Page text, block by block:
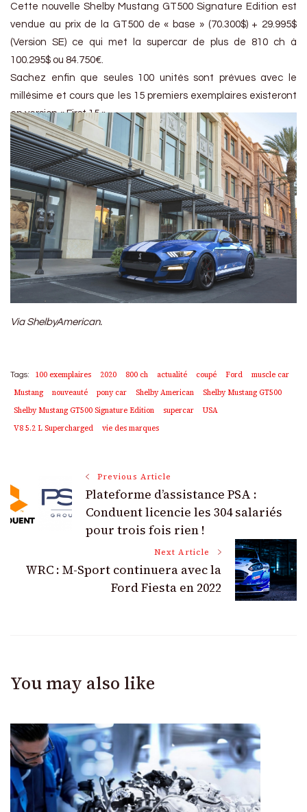
Cette nouvelle Shelby Mustang GT500 Signature Edition est
vendue au prix de la GT500 de « base » (70.300$) + 29.995$
(Version SE) ce qui met la supercar de plus de 810 ch à
100.295$ ou 84.750€.
Sachez enfin que seules 100 unités sont prévues avec le
millésime et cours que les 15 premiers exemplaires existeront
en version « First 15 ».
Via ShelbyAmerican.
Tags: 100 exemplaires 2020 800 ch actualité coupé Ford
muscle car
Mustang
nouveauté pony car Shelby American
Shelby Mustang GT500
Shelby Mustang GT500 Signature Edition
supercar
USA
V8 5.2 L Supercharged
vie des marques
Post
Navigation
Previous Article
Plateforme d’assistance PSA :
Conduent licencie les 304 salariés
pour trois fois rien !
Next Article
WRC : M-Sport continuera avec la
Ford Fiesta en 2022
You may also like